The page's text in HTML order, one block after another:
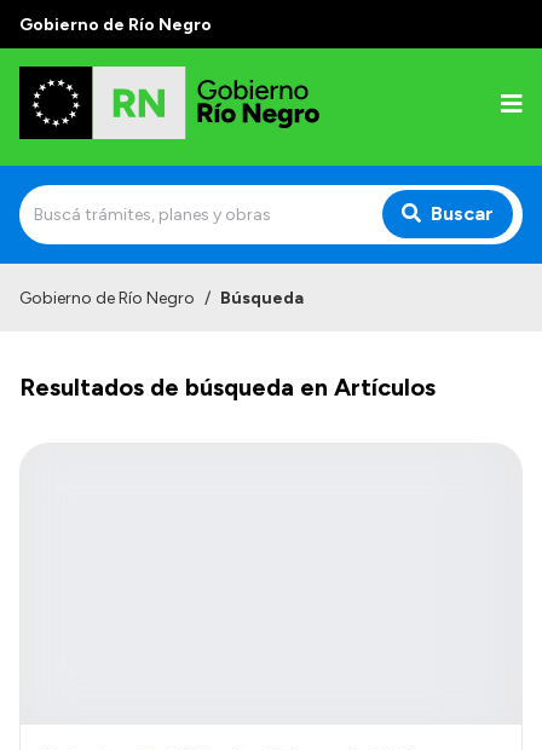
Gobierno de Río Negro
Buscar
Prensa
Gobierno de Río Negro / Búsqueda
Resultados de búsqueda en Artículos